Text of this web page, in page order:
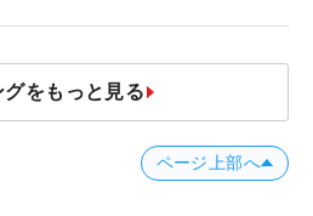
グをもっと見る
ページ上部へ